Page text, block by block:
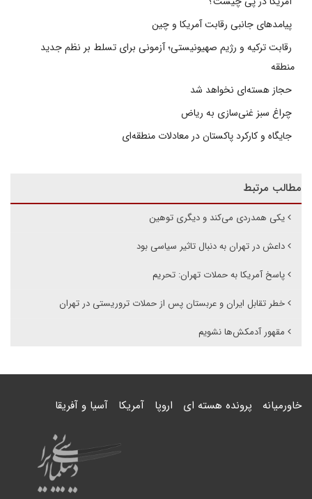
پیامدهای جانبی رقابت آمریکا و چین
رقابت ترکیه و رژیم صهیونیستی؛ آزمونی برای تسلط بر نظم جدید
منطقه
حجاز هسته‌ای نخواهد شد
چراغ سبز غنی‌سازی به ریاض
جایگاه و کارکرد پاکستان در معادلات منطقه‌ای
مطالب مرتبط
یکی همدردی می‌کند و دیگری توهین
داعش در تهران به دنبال تاثیر سیاسی بود
پاسخ آمریکا به حملات تهران: تحریم
خطر تقابل ایران و عربستان پس از حملات تروریستی در تهران
مقهور آدمکش‌ها نشویم
خاورمیانه پرونده هسته ای اروپا آمریکا آسیا و آفریقا